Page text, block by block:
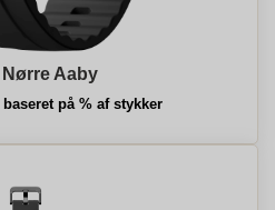
Aaby
på % af stykker